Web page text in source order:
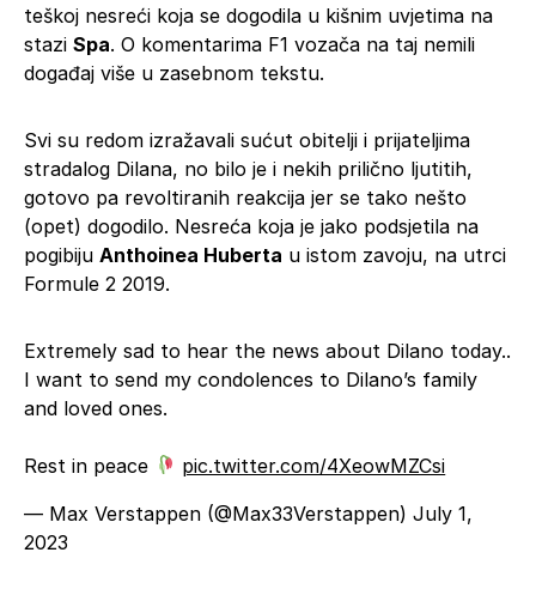
teškoj nesreći koja se dogodila u kišnim uvjetima na
stazi Spa. O komentarima F1 vozača na taj nemili
događaj više u zasebnom tekstu.
Svi su redom izražavali sućut obitelji i prijateljima
stradalog Dilana, no bilo je i nekih prilično ljutitih,
gotovo pa revoltiranih reakcija jer se tako nešto
(opet) dogodilo. Nesreća koja je jako podsjetila na
pogibiju Anthoinea Huberta u istom zavoju, na utrci
Formule 2 2019.
Extremely sad to hear the news about Dilano today..
I want to send my condolences to Dilano’s family
and loved ones.
Rest in peace
pic.twitter.com/4XeowMZCsi
— Max Verstappen (@Max33Verstappen) July 1,
2023